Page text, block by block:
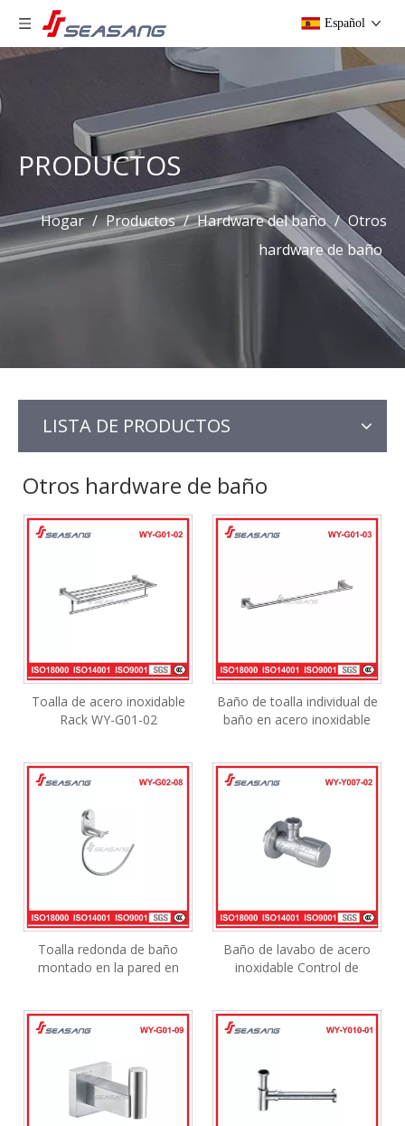
Español
PRODUCTOS
Hogar / Productos / Hardware del baño / Otros
hardware de baño
LISTA DE PRODUCTOS
Otros hardware de baño
Toalla de acero inoxidable
Rack WY-G01-02
Baño de toalla individual de
baño en acero inoxidable
Toalla redonda de baño
montado en la pared en
Baño de lavabo de acero
inoxidable Control de